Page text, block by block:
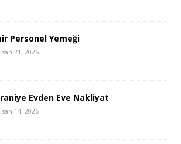
Personel Yemeği
21, 2026
Evden Eve Nakliyat
14, 2026